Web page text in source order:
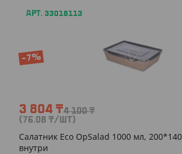
АРТ. 33018113
-7%
3 804 ₸4 100₸
(76.08 ₸/ШТ)
Салатник Eco OpSalad 1000 мл,
внутри